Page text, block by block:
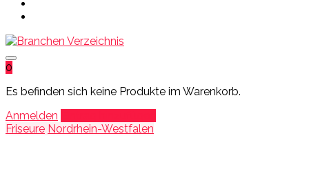
0
Es befinden sich keine Produkte im Warenkorb.
Anmelden
Friseure Nordrhein-Westfalen